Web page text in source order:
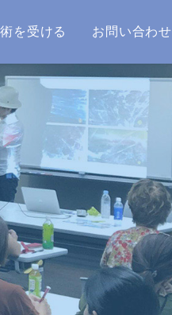
を受ける お問い合わせ